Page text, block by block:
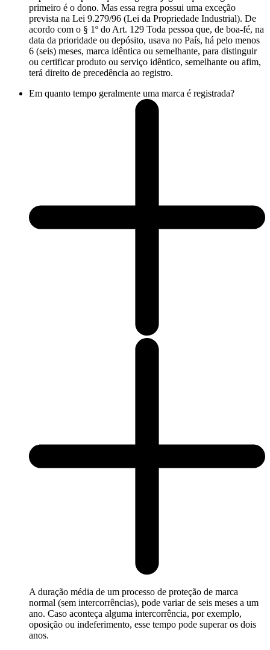
primeiro é o dono. Mas essa regra possui uma exceção
prevista na Lei 9.279/96 (Lei da Propriedade Industrial). De
acordo com o § 1º do Art. 129 Toda pessoa que, de boa-fé, na
data da prioridade ou depósito, usava no País, há pelo menos
6 (seis) meses, marca idêntica ou semelhante, para distinguir
ou certificar produto ou serviço idêntico, semelhante ou afim,
terá direito de precedência ao registro.
Em quanto tempo geralmente uma marca é registrada?
A duração média de um processo de proteção de marca
normal (sem intercorrências), pode variar de seis meses a um
ano. Caso aconteça alguma intercorrência, por exemplo,
oposição ou indeferimento, esse tempo pode superar os dois
anos.